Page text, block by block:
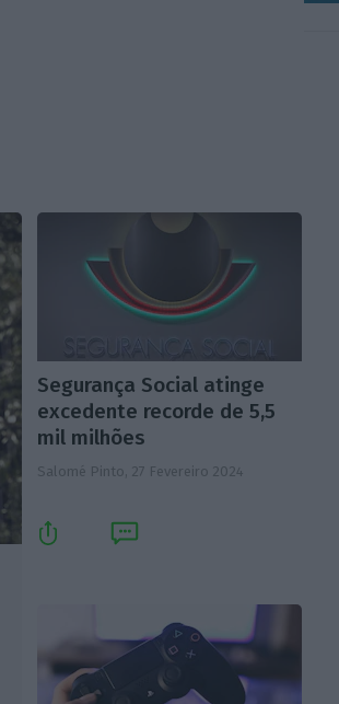
Segurança Social atinge
excedente recorde de 5,5
mil milhões
Salomé Pinto, 27 Fevereiro 2024